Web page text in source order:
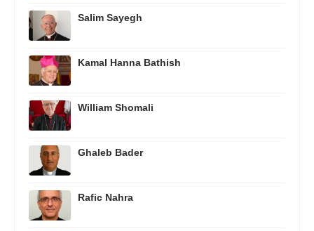
Salim Sayegh
Kamal Hanna Bathish
William Shomali
Ghaleb Bader
Rafic Nahra